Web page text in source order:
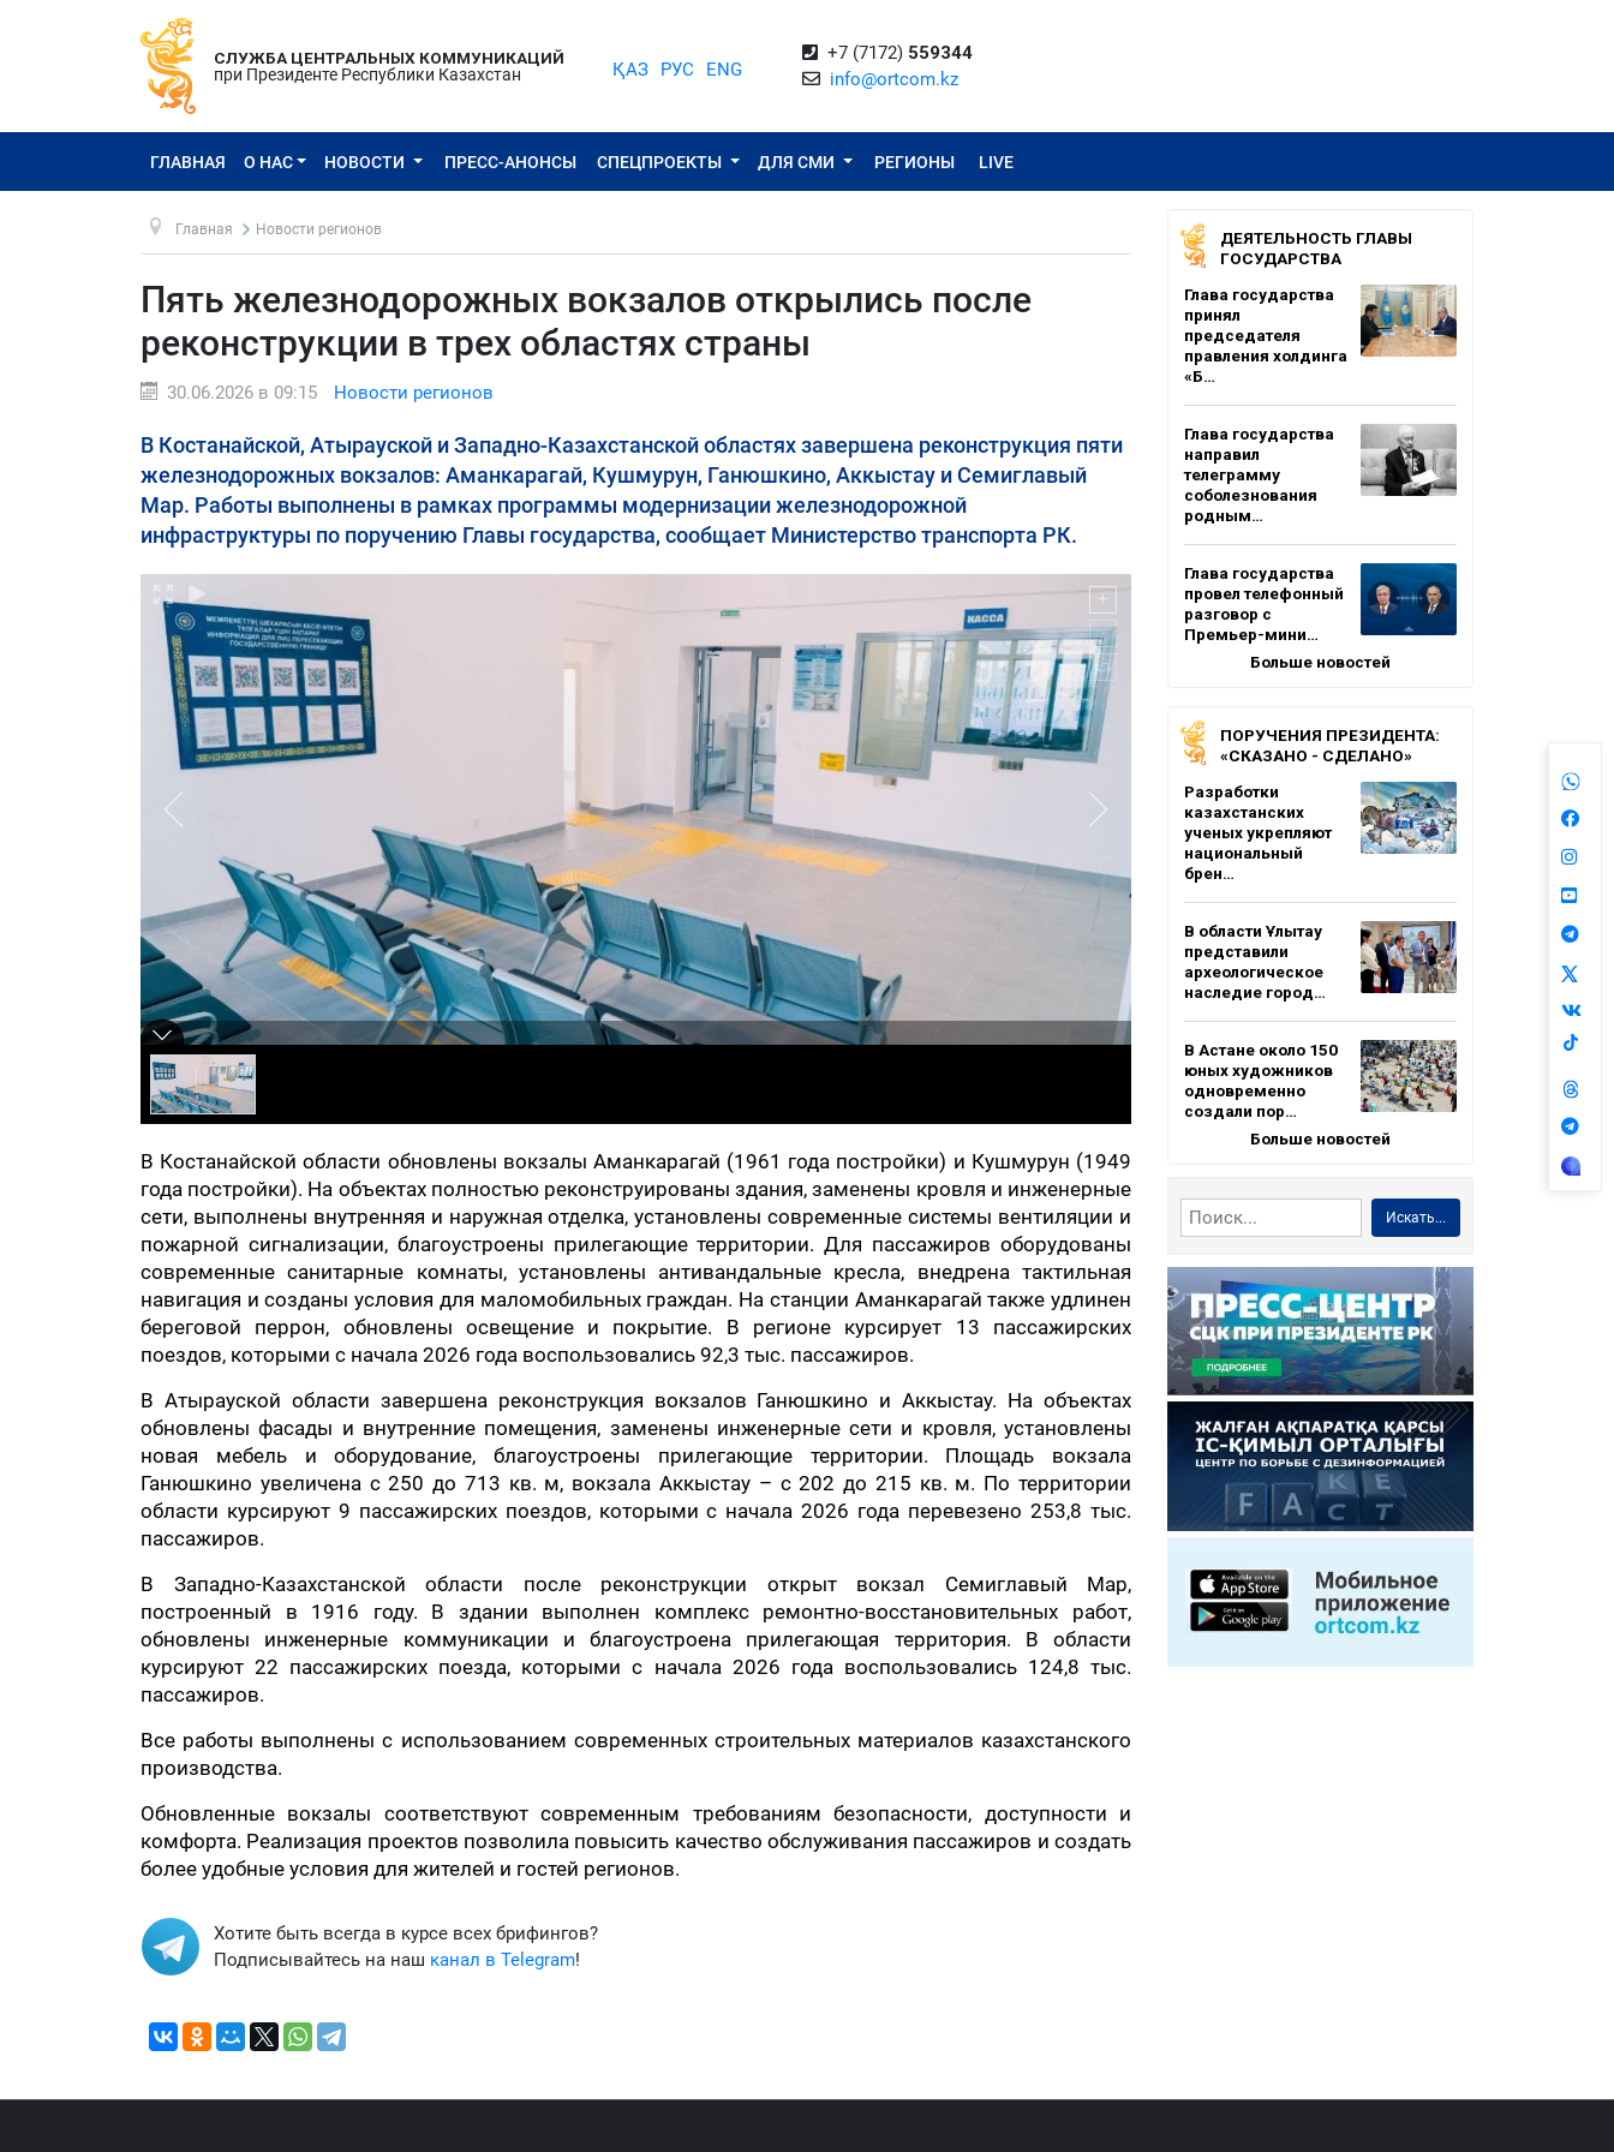
СЛУЖБА ЦЕНТРАЛЬНЫХ КОММУНИКАЦИЙ
при Президенте Республики Казахстан
ҚАЗ РУС ENG
+7 (7172) 559344
info@ortcom.kz
ГЛАВНАЯ О НАС НОВОСТИ ПРЕСС-АНОНСЫ СПЕЦПРОЕКТЫ ДЛЯ СМИ РЕГИОНЫ LIVE
Главная Новости регионов
Пять железнодорожных вокзалов открылись после
реконструкции в трех областях страны
30.06.2026 в 09:15 Новости регионов
В Костанайской, Атырауской и Западно-Казахстанской областях завершена реконструкция пяти
железнодорожных вокзалов: Аманкарагай, Кушмурун, Ганюшкино, Аккыстау и Семиглавый
Мар. Работы выполнены в рамках программы модернизации железнодорожной
инфраструктуры по поручению Главы государства, сообщает Министерство транспорта РК.
В Костанайской области обновлены вокзалы Аманкарагай (1961 года постройки) и Кушмурун (1949
года постройки). На объектах полностью реконструированы здания, заменены кровля и инженерные
сети, выполнены внутренняя и наружная отделка, установлены современные системы вентиляции и
пожарной сигнализации, благоустроены прилегающие территории. Для пассажиров оборудованы
современные санитарные комнаты, установлены антивандальные кресла, внедрена тактильная
навигация и созданы условия для маломобильных граждан. На станции Аманкарагай также удлинен
береговой перрон, обновлены освещение и покрытие. В регионе курсирует 13 пассажирских
поездов, которыми с начала 2026 года воспользовались 92,3 тыс. пассажиров.
В Атырауской области завершена реконструкция вокзалов Ганюшкино и Аккыстау. На объектах
обновлены фасады и внутренние помещения, заменены инженерные сети и кровля, установлены
новая мебель и оборудование, благоустроены прилегающие территории. Площадь вокзала
Ганюшкино увеличена с 250 до 713 кв. м, вокзала Аккыстау – с 202 до 215 кв. м. По территории
области курсируют 9 пассажирских поездов, которыми с начала 2026 года перевезено 253,8 тыс.
пассажиров.
В Западно-Казахстанской области после реконструкции открыт вокзал Семиглавый Мар,
построенный в 1916 году. В здании выполнен комплекс ремонтно-восстановительных работ,
обновлены инженерные коммуникации и благоустроена прилегающая территория. В области
курсируют 22 пассажирских поезда, которыми с начала 2026 года воспользовались 124,8 тыс.
пассажиров.
Все работы выполнены с использованием современных строительных материалов казахстанского
производства.
Обновленные вокзалы соответствуют современным требованиям безопасности, доступности и
комфорта. Реализация проектов позволила повысить качество обслуживания пассажиров и создать
более удобные условия для жителей и гостей регионов.
Хотите быть всегда в курсе всех брифингов?
Подписывайтесь на наш канал в Telegram!
ДЕЯТЕЛЬНОСТЬ ГЛАВЫ
ГОСУДАРСТВА
Глава государства
принял
председателя
правления холдинга
«Б…
Глава государства
направил
телеграмму
соболезнования
родным…
Глава государства
провел телефонный
разговор с
Премьер-мини…
Больше новостей
ПОРУЧЕНИЯ ПРЕЗИДЕНТА:
«СКАЗАНО - СДЕЛАНО»
Разработки
казахстанских
ученых укрепляют
национальный
брен…
В области Ұлытау
представили
археологическое
наследие город…
В Астане около 150
юных художников
одновременно
создали пор…
Больше новостей
Искать...